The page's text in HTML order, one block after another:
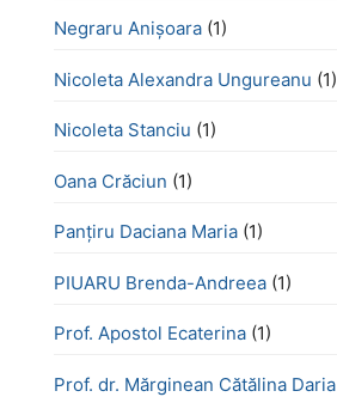
Negraru Anișoara (1)
Nicoleta Alexandra Ungureanu (1)
Nicoleta Stanciu (1)
Oana Crăciun (1)
Panțiru Daciana Maria (1)
PIUARU Brenda-Andreea (1)
Prof. Apostol Ecaterina (1)
Prof. dr. Mărginean Cătălina Daria